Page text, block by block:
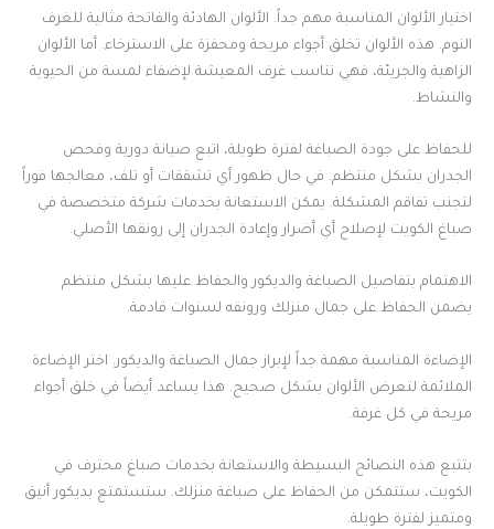
اختيار الألوان المناسبة مهم جداً. الألوان الهادئة والفاتحة مثالية للغرف
النوم. هذه الألوان تخلق أجواء مريحة ومحفزة على الاسترخاء. أما الألوان
الزاهية والجريئة، فهي تناسب غرف المعيشة لإضفاء لمسة من الحيوية
والنشاط.
للحفاظ على جودة الصباغة لفترة طويلة، اتبع صيانة دورية وفحص
الجدران بشكل منتظم. في حال ظهور أي تشققات أو تلف، معالجها فوراً
لتجنب تفاقم المشكلة. يمكن الاستعانة بخدمات شركة متخصصة في
صباغ الكويت لإصلاح أي أضرار وإعادة الجدران إلى رونقها الأصلي.
الاهتمام بتفاصيل الصباغة والديكور والحفاظ عليها بشكل منتظم
يضمن الحفاظ على جمال منزلك ورونقه لسنوات قادمة.
الإضاءة المناسبة مهمة جداً لإبراز جمال الصباغة والديكور. اختر الإضاءة
الملائمة لتعرض الألوان بشكل صحيح. هذا يساعد أيضاً في خلق أجواء
مريحة في كل غرفة.
بتتبع هذه النصائح البسيطة والاستعانة بخدمات صباغ محترف في
الكويت، ستتمكن من الحفاظ على صباغة منزلك. ستستمتع بديكور أنيق
ومتميز لفترة طويلة.